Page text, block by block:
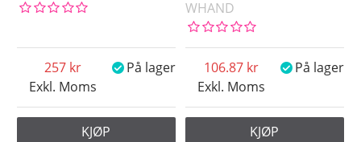
Exkl. Moms
257 På lager
KJØP
WHAND
Exkl. Moms
106.87 På lager
KJØP